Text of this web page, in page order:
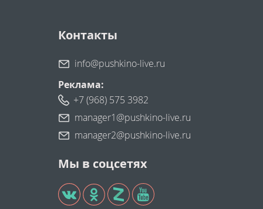
Контакты
info@pushkino-live.ru
Реклама:
+7 (968) 575 3982
manager1@pushkino-live.ru
manager2@pushkino-live.ru
Мы в соцсетях